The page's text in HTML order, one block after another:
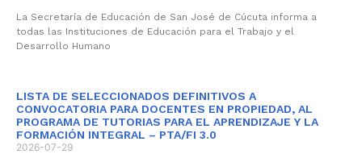
La Secretaría de Educación de San José de Cúcuta informa a
todas las Instituciones de Educación para el Trabajo y el
Desarrollo Humano
LISTA DE SELECCIONADOS DEFINITIVOS A
CONVOCATORIA PARA DOCENTES EN PROPIEDAD, AL
PROGRAMA DE TUTORIAS PARA EL APRENDIZAJE Y LA
FORMACIÓN INTEGRAL – PTA/FI 3.0
2026-07-29